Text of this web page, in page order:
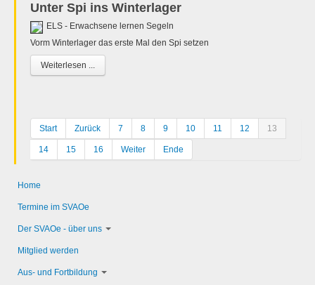
Unter Spi ins Winterlager
ELS - Erwachsene lernen Segeln
Vorm Winterlager das erste Mal den Spi setzen
Weiterlesen ...
Start Zurück 7 8 9 10 11 12 13
14 15 16 Weiter Ende
Home
Termine im SVAOe
Der SVAOe - über uns
Mitglied werden
Aus- und Fortbildung